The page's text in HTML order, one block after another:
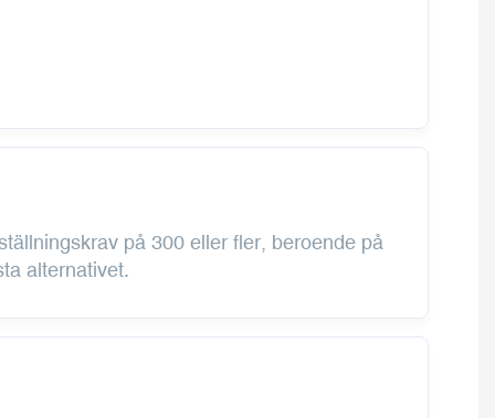
på 300 eller fler, beroende på
alternativet.